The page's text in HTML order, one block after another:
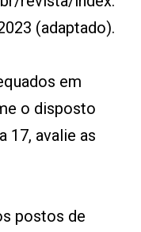
(adaptado).
em
o disposto
17, avalie as
postos de